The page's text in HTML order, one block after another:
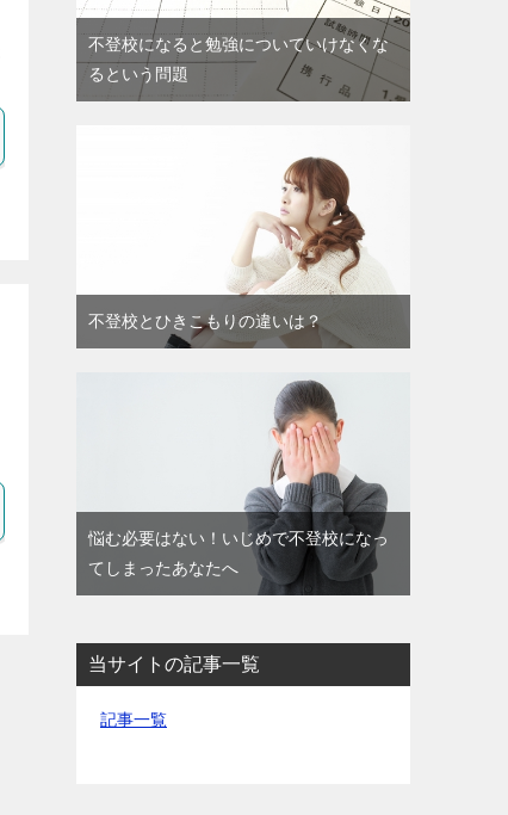
不登校になると勉強についていけなくな
るという問題
不登校とひきこもりの違いは？
悩む必要はない！いじめで不登校になっ
てしまったあなたへ
当サイトの記事一覧
記事一覧